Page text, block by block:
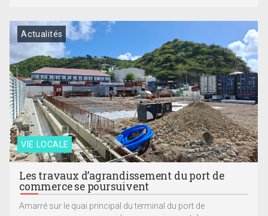
VIE LOCALE
Actualités
Les travaux d’agrandissement du port de
commerce se poursuivent
Amarré sur le quai principal du terminal du port de